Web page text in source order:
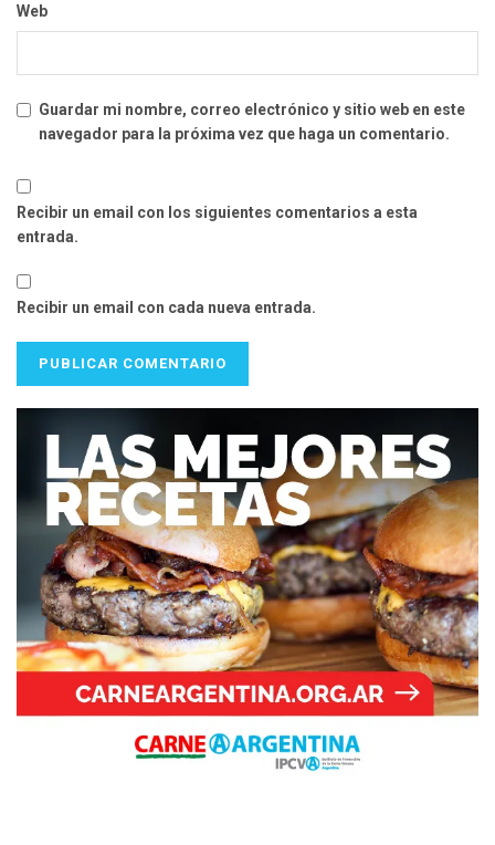
Web
Guardar mi nombre, correo electrónico y sitio web en este
navegador para la próxima vez que haga un comentario.
Recibir un email con los siguientes comentarios a esta
entrada.
Recibir un email con cada nueva entrada.